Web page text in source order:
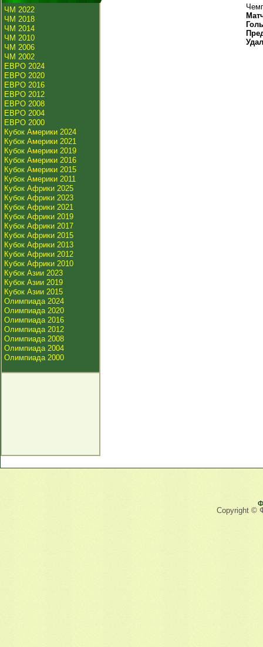
ЧМ 2022
ЧМ 2018
ЧМ 2014
ЧМ 2010
ЧМ 2006
ЧМ 2002
ЕВРО 2024
ЕВРО 2020
ЕВРО 2016
ЕВРО 2012
ЕВРО 2008
ЕВРО 2004
ЕВРО 2000
Кубок Америки 2024
Кубок Америки 2021
Кубок Америки 2019
Кубок Америки 2016
Кубок Америки 2015
Кубок Америки 2011
Кубок Африки 2025
Кубок Африки 2023
Кубок Африки 2021
Кубок Африки 2019
Кубок Африки 2017
Кубок Африки 2015
Кубок Африки 2013
Кубок Африки 2012
Кубок Африки 2010
Кубок Азии 2023
Кубок Азии 2019
Кубок Азии 2015
Олимпиада 2024
Олимпиада 2020
Олимпиада 2016
Олимпиада 2012
Олимпиада 2008
Олимпиада 2004
Олимпиада 2000
Copyright ©